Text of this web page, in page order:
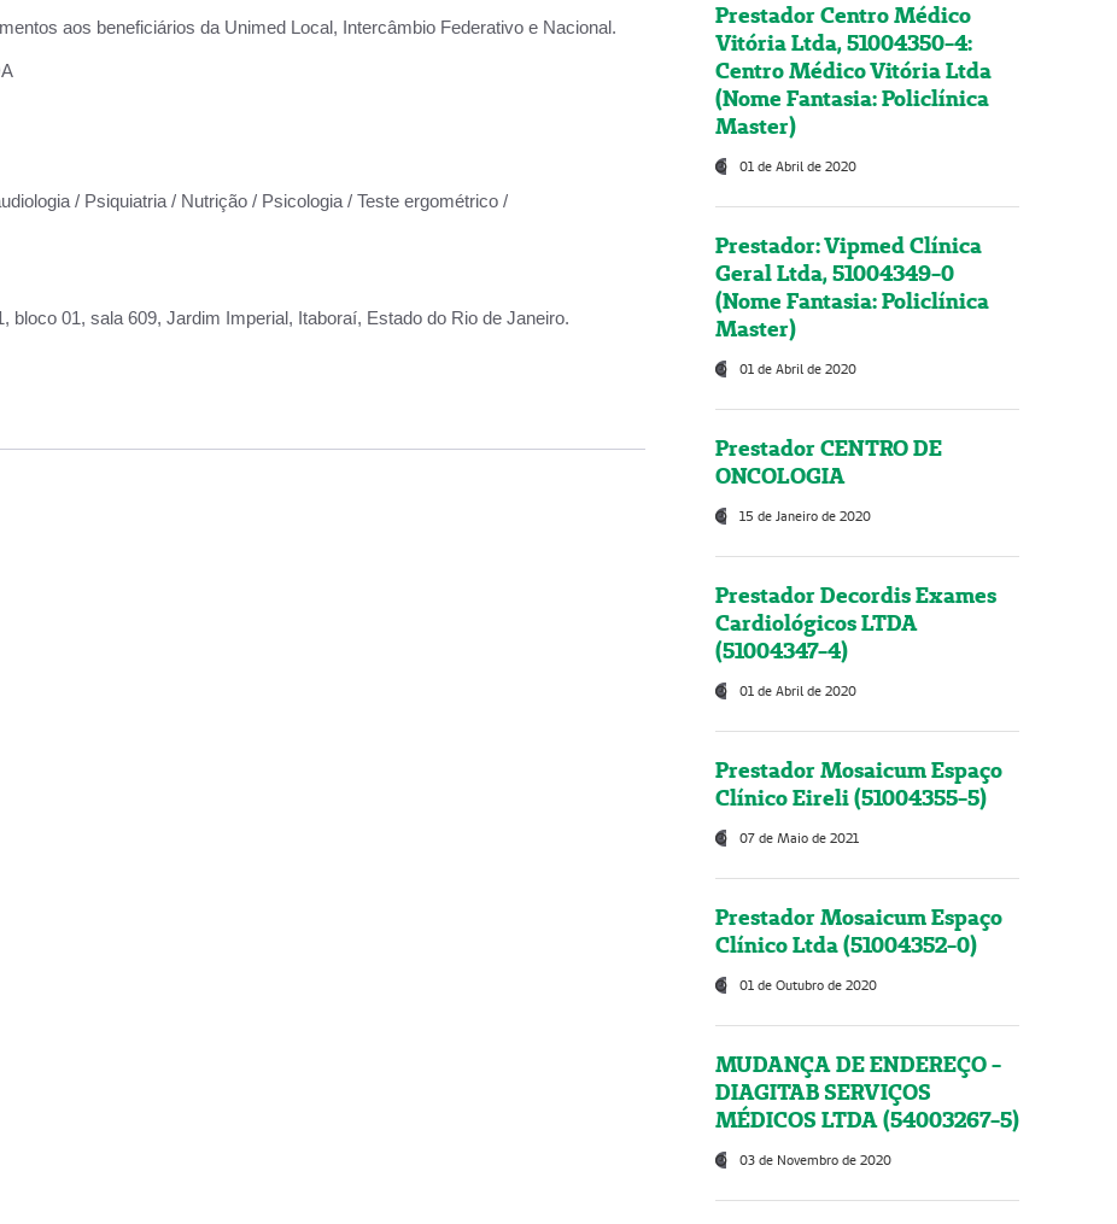
aos beneficiários da Unimed Local, Intercâmbio Federativo e Nacional.
/ Psiquiatria / Nutrição / Psicologia / Teste ergométrico /
bloco 01, sala 609, Jardim Imperial, Itaboraí, Estado do Rio de Janeiro.
Prestador Centro Médico
Vitória Ltda, 51004350-4:
Centro Médico Vitória Ltda
(Nome Fantasia: Policlínica
Master)
01 de Abril de 2020
Prestador: Vipmed Clínica
Geral Ltda, 51004349-0
(Nome Fantasia: Policlínica
Master)
01 de Abril de 2020
Prestador CENTRO DE
ONCOLOGIA
15 de Janeiro de 2020
Prestador Decordis Exames
Cardiológicos LTDA
(51004347-4)
01 de Abril de 2020
Prestador Mosaicum Espaço
Clínico Eireli (51004355-5)
07 de Maio de 2021
Prestador Mosaicum Espaço
Clínico Ltda (51004352-0)
01 de Outubro de 2020
MUDANÇA DE ENDEREÇO -
DIAGITAB SERVIÇOS
MÉDICOS LTDA (54003267-5)
03 de Novembro de 2020